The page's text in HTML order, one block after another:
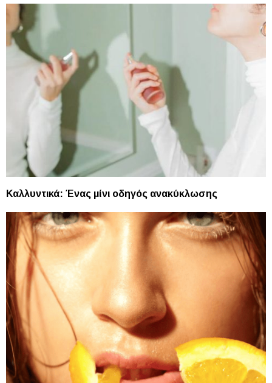
Καλλυντικά: Ένας μίνι οδηγός ανακύκλωσης